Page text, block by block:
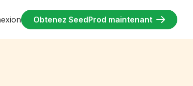
Obtenez SeedProd maintenant